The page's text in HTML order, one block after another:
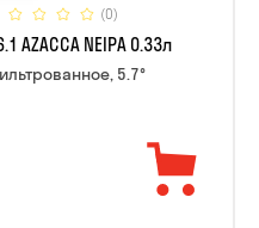
(0)
AZACCA NEIPA 0.33л
5.7°